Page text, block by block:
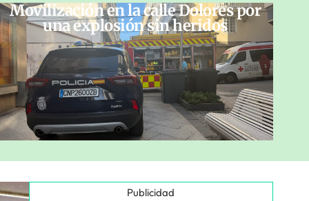
Movilización en la calle Dolores por
una explosión sin heridos
Publicidad